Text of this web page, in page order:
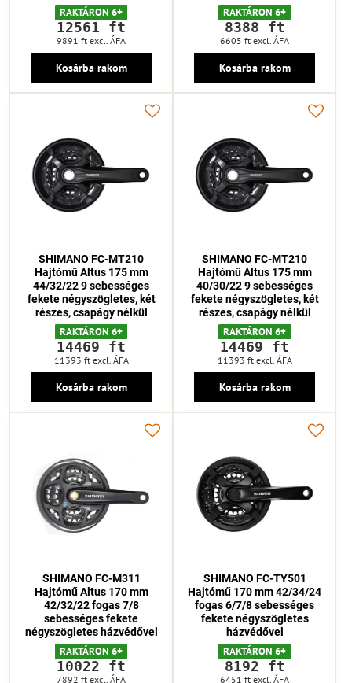
RAKTÁRON 6+
12561 ft
9891 ft excl. ÁFA
Kosárba rakom
RAKTÁRON 6+
8388 ft
6605 ft excl. ÁFA
Kosárba rakom
SHIMANO FC-MT210
Hajtómű Altus 175 mm
44/32/22 9 sebességes
fekete négyszögletes, két
részes, csapágy nélkül
RAKTÁRON 6+
14469 ft
11393 ft excl. ÁFA
Kosárba rakom
SHIMANO FC-MT210
Hajtómű Altus 175 mm
40/30/22 9 sebességes
fekete négyszögletes, két
részes, csapágy nélkül
RAKTÁRON 6+
14469 ft
11393 ft excl. ÁFA
Kosárba rakom
SHIMANO FC-M311
Hajtómű Altus 170 mm
42/32/22 fogas 7/8
sebességes fekete
négyszögletes házvédővel
RAKTÁRON 6+
10022 ft
7892 ft excl. ÁFA
SHIMANO FC-TY501
Hajtómű 170 mm 42/34/24
fogas 6/7/8 sebességes
fekete négyszögletes
házvédővel
RAKTÁRON 6+
8192 ft
6451 ft excl. ÁFA